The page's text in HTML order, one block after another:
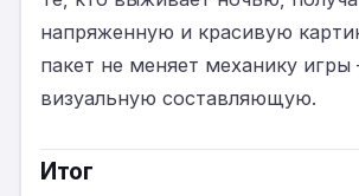
напряженную и красивую
пакет не меняет механику
визуальную составляющую.
Итог